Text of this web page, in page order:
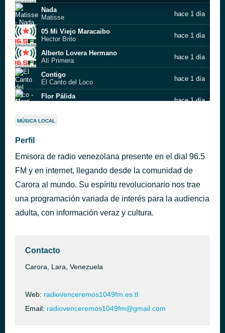
Nada
Matisse
hace 1 día
05 Mi Viejo Maracaibo
Hector Brito
hace 1 día
Alberto Lovera Hermano
Alí Primera
hace 1 día
Contigo
El Canto del Loco
hace 1 día
Flor Pálida
hace 1 día
Convénceme
02 La Gaita De Otrora
Cantautor: Victor Valles
Chocolatito
hace 1 día
MÚSICA LOCAL
Perfil
Emisora de radio venezolana presente en el dial 96.5
FM y en internet, llegando desde la comunidad de
Carora al mundo. Su espíritu revolucionario nos trae
una programación variada de interés para la audiencia
adulta, con información veraz y cultura.
Contacto
Carora, Lara, Venezuela
Web: radiovenceremos1049fm.es.tl
Email: radiovenceremos1049fm@gmail.com